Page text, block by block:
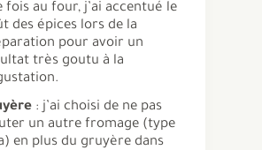
fois au four, j’ai accentué le
des épices lors de la
pour avoir un
très goutu à la
: j’ai choisi de ne pas
un autre fromage (type
en plus du gruyère dans